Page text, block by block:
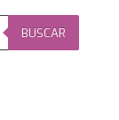
BUSCAR